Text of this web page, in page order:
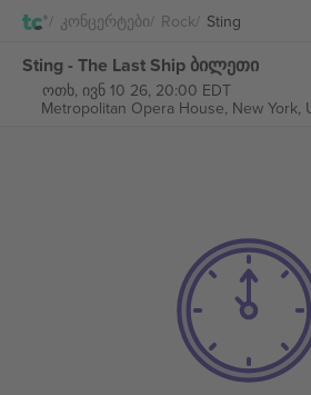
Კონცერტები Rock Sting
Sting - The Last Ship ბილეთი
ოთხ, ივნ 10 26, 20:00 EDT
Metropolitan Opera House, New York,